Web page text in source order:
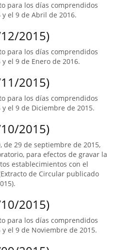
para los días comprendidos
el 9 de Abril de 2016.
2015)
para los días comprendidos
el 9 de Enero de 2016.
2015)
para los días comprendidos
el 9 de Diciembre de 2015.
2015)
de 29 de septiembre de 2015,
para efectos de gravar la
establecimientos con el
de Circular publicado
2015)
para los días comprendidos
el 9 de Noviembre de 2015.